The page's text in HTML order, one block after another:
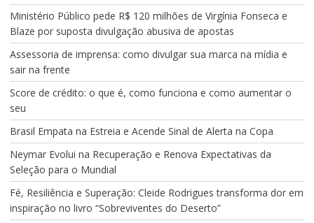
Ministério Público pede R$ 120 milhões de Virgínia Fonseca e
Blaze por suposta divulgação abusiva de apostas
Assessoria de imprensa: como divulgar sua marca na mídia e
sair na frente
Score de crédito: o que é, como funciona e como aumentar o
seu
Brasil Empata na Estreia e Acende Sinal de Alerta na Copa
Neymar Evolui na Recuperação e Renova Expectativas da
Seleção para o Mundial
Fé, Resiliência e Superação: Cleide Rodrigues transforma dor em
inspiração no livro “Sobreviventes do Deserto”